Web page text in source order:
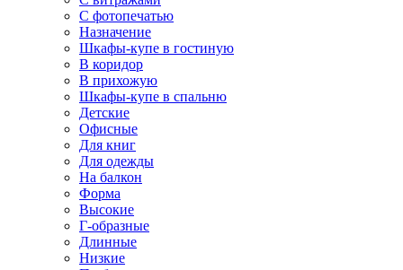
С фотопечатью
Назначение
Шкафы-купе в гостиную
В коридор
В прихожую
Шкафы-купе в спальню
Детские
Офисные
Для книг
Для одежды
На балкон
Форма
Высокие
Г-образные
Длинные
Низкие